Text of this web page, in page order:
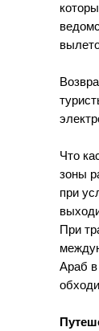
Что
зоны
при
При
Араб